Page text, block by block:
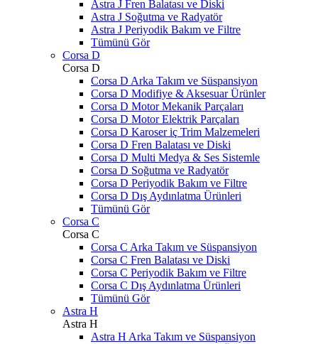
Astra J Fren Balatası ve Diski
Astra J Soğutma ve Radyatör
Astra J Periyodik Bakım ve Filtre
Tümünü Gör
Corsa D
Corsa D
Corsa D Arka Takım ve Süspansiyon
Corsa D Modifiye & Aksesuar Ürünler
Corsa D Motor Mekanik Parçaları
Corsa D Motor Elektrik Parçaları
Corsa D Karoser iç Trim Malzemeleri
Corsa D Fren Balatası ve Diski
Corsa D Multi Medya & Ses Sistemle
Corsa D Soğutma ve Radyatör
Corsa D Periyodik Bakım ve Filtre
Corsa D Dış Aydınlatma Ürünleri
Tümünü Gör
Corsa C
Corsa C
Corsa C Arka Takım ve Süspansiyon
Corsa C Fren Balatası ve Diski
Corsa C Periyodik Bakım ve Filtre
Corsa C Dış Aydınlatma Ürünleri
Tümünü Gör
Astra H
Astra H
Astra H Arka Takım ve Süspansiyon